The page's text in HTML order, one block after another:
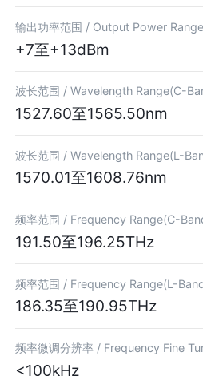
输出功率范围 / Output Power
+7至+13dBm
波长范围 /Wavelength Range(C-
1527.60至1565.50nm
波长范围 /Wavelength Range(L-
1570.01至1608.76nm
频率范围 / Frequency Range(C-
191.50至196.25THz
频率范围 / Frequency Range(L-
186.35至190.95THz
频率微调分辨率 / Frequency Fine
<100kHz